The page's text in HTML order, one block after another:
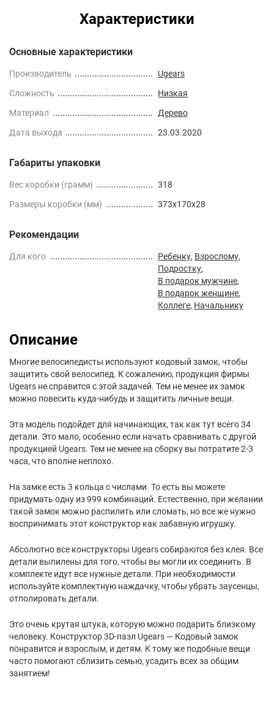
Характеристики
Основные характеристики
Производитель
Ugears
Сложность
Низкая
Материал
Дерево
Дата выхода
23.03.2020
Габариты упаковки
Вес коробки (грамм)
318
Размеры коробки (мм)
373x170x28
Рекомендации
Для кого Ребенку, Взрослому,
Подростку,
В подарок мужчине,
В подарок женщине,
Коллеге, Начальнику
Описание
Многие велосипедисты используют кодовый замок, чтобы
защитить свой велосипед. К сожалению, продукция фирмы
Ugears не справится с этой задачей. Тем не менее их замок
можно повесить куда-нибудь и защитить личные вещи.
Эта модель подойдет для начинающих, так как тут всего 34
детали. Это мало, особенно если начать сравнивать с другой
продукцией Ugears. Тем не менее на сборку вы потратите 2-3
часа, что вполне неплохо.
На замке есть 3 кольца с числами. То есть вы можете
придумать одну из 999 комбинаций. Естественно, при желании
такой замок можно распилить или сломать, но все же нужно
воспринимать этот конструктор как забавную игрушку.
Абсолютно все конструкторы Ugears собираются без клея. Все
детали выпилены для того, чтобы вы могли их соединить. В
комплекте идут все нужные детали. При необходимости
используйте комплектную наждачку, чтобы убрать заусенцы,
отполировать детали.
Это очень крутая штука, которую можно подарить близкому
человеку. Конструктор 3D-пазл Ugears — Кодовый замок
понравится и взрослым, и детям. К тому же подобные вещи
часто помогают сблизить семью, усадить всех за общим
занятием!